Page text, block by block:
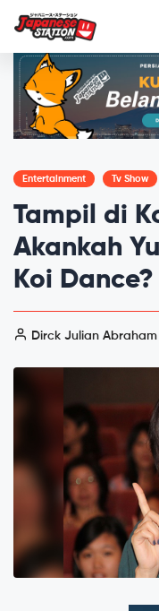
Entertainment Tv Show
Tampil di
Akankah
Koi Dance?
Dirck Julian Abraham